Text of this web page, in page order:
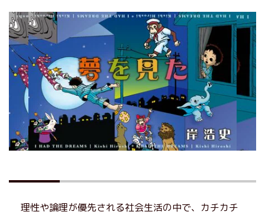
理性や論理が優先される社会生活の中で、カチカチ